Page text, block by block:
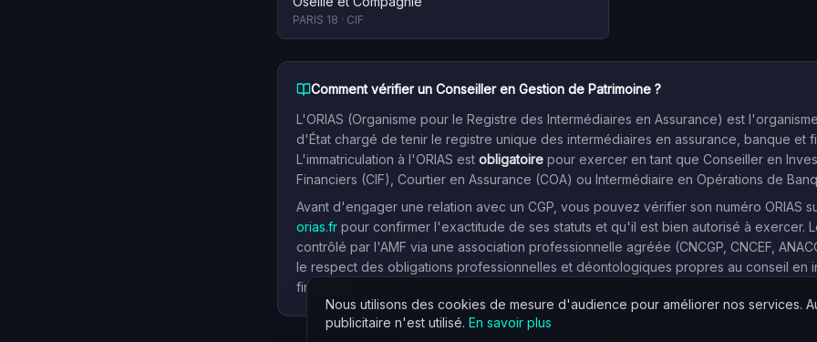
PARIS 18 · CIF
Comment vérifier un Conseiller en Gestion de Patrimoine ?
L'ORIAS (Organisme pour le Registre des Intermédiaires en Assurance) est
d'État chargé de tenir le registre unique des intermédiaires en assurance, banque et
L'immatriculation à l'ORIAS est obligatoire pour exercer en tant que Conseiller en
Financiers (CIF), Courtier en Assurance (COA) ou Intermédiaire en Opérations de
Avant d'engager une relation avec un CGP, vous pouvez vérifier son numéro ORIAS
orias.fr pour confirmer l'exactitude de ses statuts et qu'il est bien autorisé à exercer.
contrôlé par l'AMF via une association professionnelle agréée (CNCGP, CNCEF,
le respect des obligations professionnelles et déontologiques propres au conseil en
financiers.
Nous utilisons des cookies de mesure d'audience pour améliorer nos services.
publicitaire n'est utilisé. En savoir plus